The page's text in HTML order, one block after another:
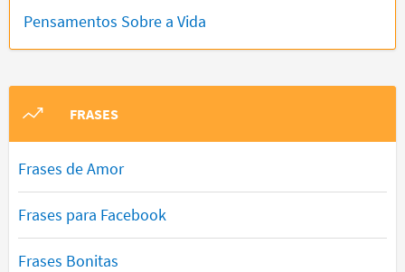
Pensamentos Sobre a Vida
FRASES
Frases de Amor
Frases para Facebook
Frases Bonitas